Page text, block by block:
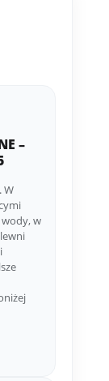
–
W
w